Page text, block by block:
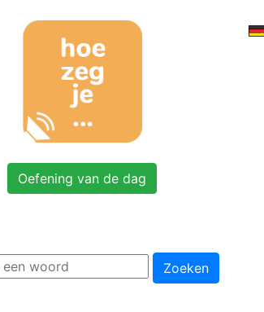
Oefening van de dag
Zoeken